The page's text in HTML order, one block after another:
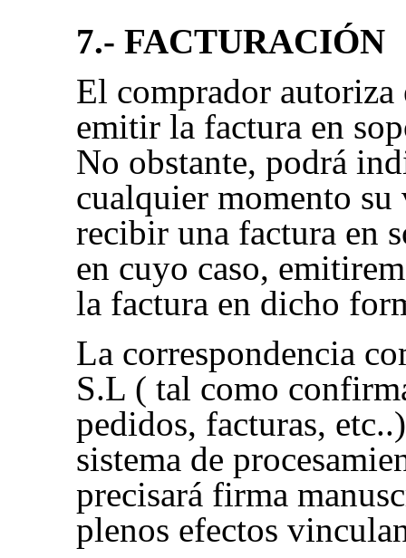
7.- FACTURACIÓN
El comprador autoriza
emitir la factura en
No obstante, podrá
cualquier momento su
recibir una factura en
en cuyo caso,
la factura en dicho
La correspondencia
S.L ( tal como
pedidos, facturas,
sistema de
precisará firma
plenos efectos